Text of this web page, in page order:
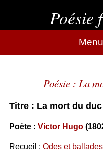
Poésie
Poésie : La
Titre : La mort du
Poète : Victor Hugo
Recueil : Odes et